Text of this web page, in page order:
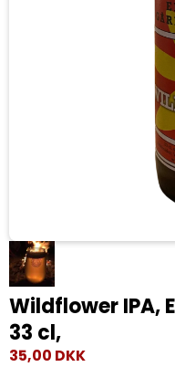
Wildflower IPA,
33 cl,
35,00 DKK